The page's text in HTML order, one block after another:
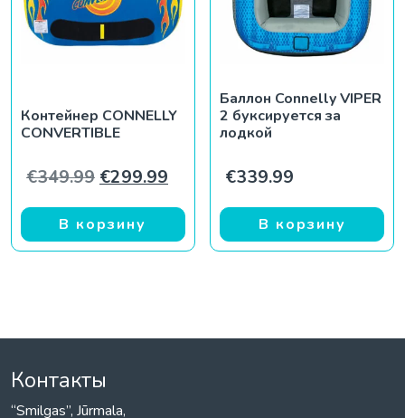
Контейнер CONNELLY
CONVERTIBLE
€349.99 Первоначальная цена составляла
€299.99 Текущая цена: €299.99.
В корзину
Баллон Connelly VIPER
2 буксируется за
лодкой
€339.99
В корзину
Контакты
“Smilgas”, Jūrmala,